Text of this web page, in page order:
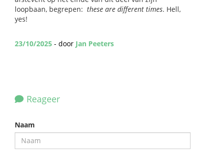
loopbaan, begrepen: these are different times. Hell,
yes!
23/10/2025 - door Jan Peeters
Reageer
Naam